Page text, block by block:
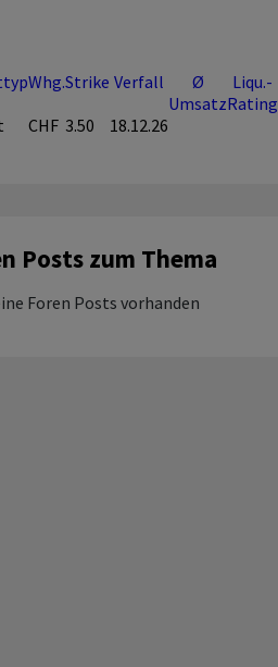
Whg.Strike Verfall
Ø
Umsatz
Liqu.-
Rating
CHF 3.50
18.12.26
Posts zum Thema
Foren Posts vorhanden